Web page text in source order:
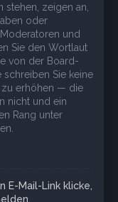
stehen, zeigen an,
oder
und
Sie den Wortlaut
von der Board-
Sie keine
zu erhöhen — die
nicht und ein
Rang unter
E-Mail-Link klicke,